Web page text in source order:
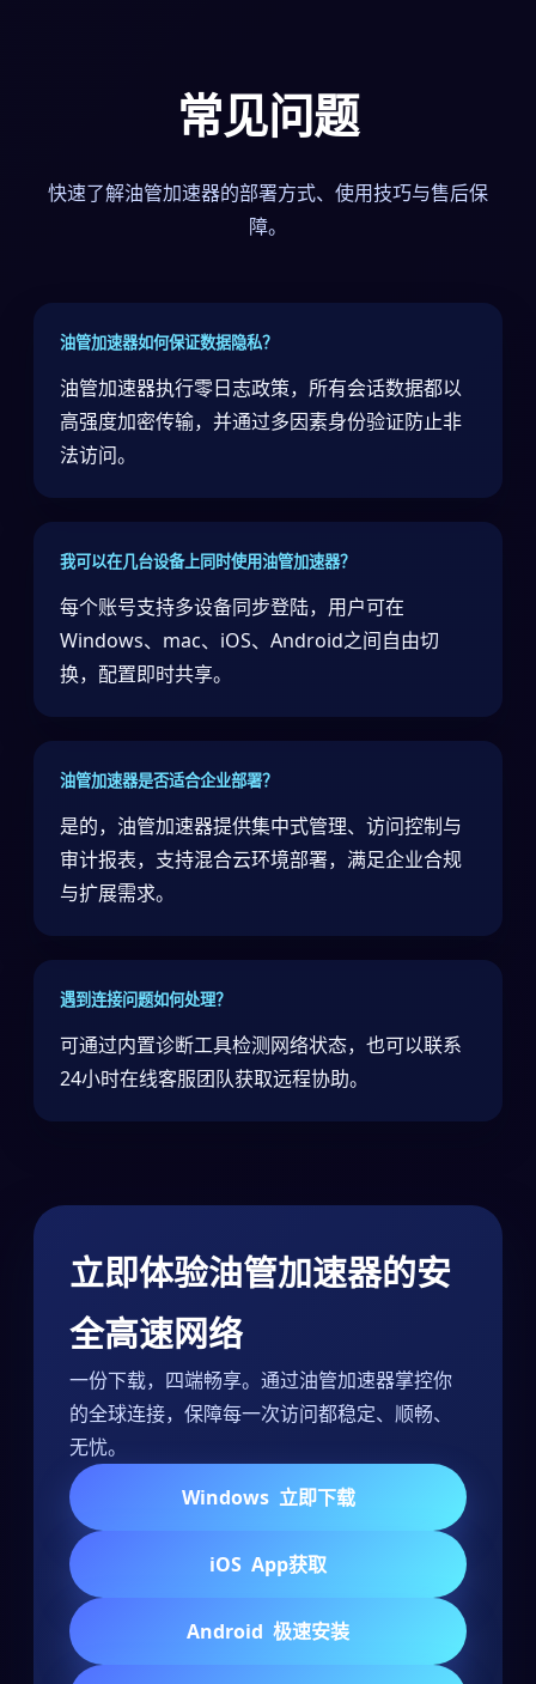
常见问题
快速了解油管加速器的部署方式、使用技巧与售后保
障。
油管加速器如何保证数据隐私？
油管加速器执行零日志政策，所有会话数据都以
高强度加密传输，并通过多因素身份验证防止非
法访问。
我可以在几台设备上同时使用油管加速器？
每个账号支持多设备同步登陆，用户可在
Windows、mac、iOS、Android之间自由切
换，配置即时共享。
油管加速器是否适合企业部署？
是的，油管加速器提供集中式管理、访问控制与
审计报表，支持混合云环境部署，满足企业合规
与扩展需求。
遇到连接问题如何处理？
可通过内置诊断工具检测网络状态，也可以联系
24小时在线客服团队获取远程协助。
立即体验油管加速器的安
全高速网络
一份下载，四端畅享。通过油管加速器掌控你
的全球连接，保障每一次访问都稳定、顺畅、
无忧。
Windows 立即下载
iOS App获取
Android 极速安装